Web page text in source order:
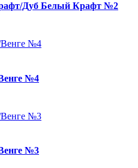
Дуб Белый Крафт №2
№4
№3